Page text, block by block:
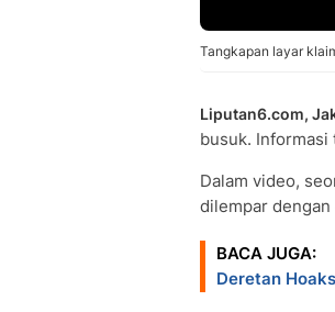
Tangkapan layar
Liputan6.com,
busuk. Informasi
Dalam video,
dilempar
BACA JUGA:
Deretan